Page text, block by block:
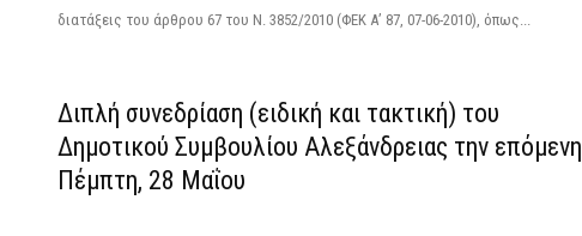
διατάξεις του άρθρου 67 του Ν. 3852/2010 (ΦΕΚ Α’ 87, 07-06-2010), όπως...
Διπλή συνεδρίαση (ειδική και τακτική) του
Δημοτικού Συμβουλίου Αλεξάνδρειας την επόμενη
Πέμπτη, 28 Μαΐου